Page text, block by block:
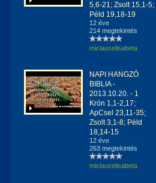
5,6-21; Zsolt 15,1-5;
Péld 19,18-19
12 éve
214 megtekintés
miclauselisabeta
NAPI HANGZÓ
BIBLIA -
2013.10.20. - 1
Krón 1,1-2,17;
ApCsel 23,11-35;
Zsolt 3,1-8; Péld
18,14-15
12 éve
263 megtekintés
miclauselisabeta